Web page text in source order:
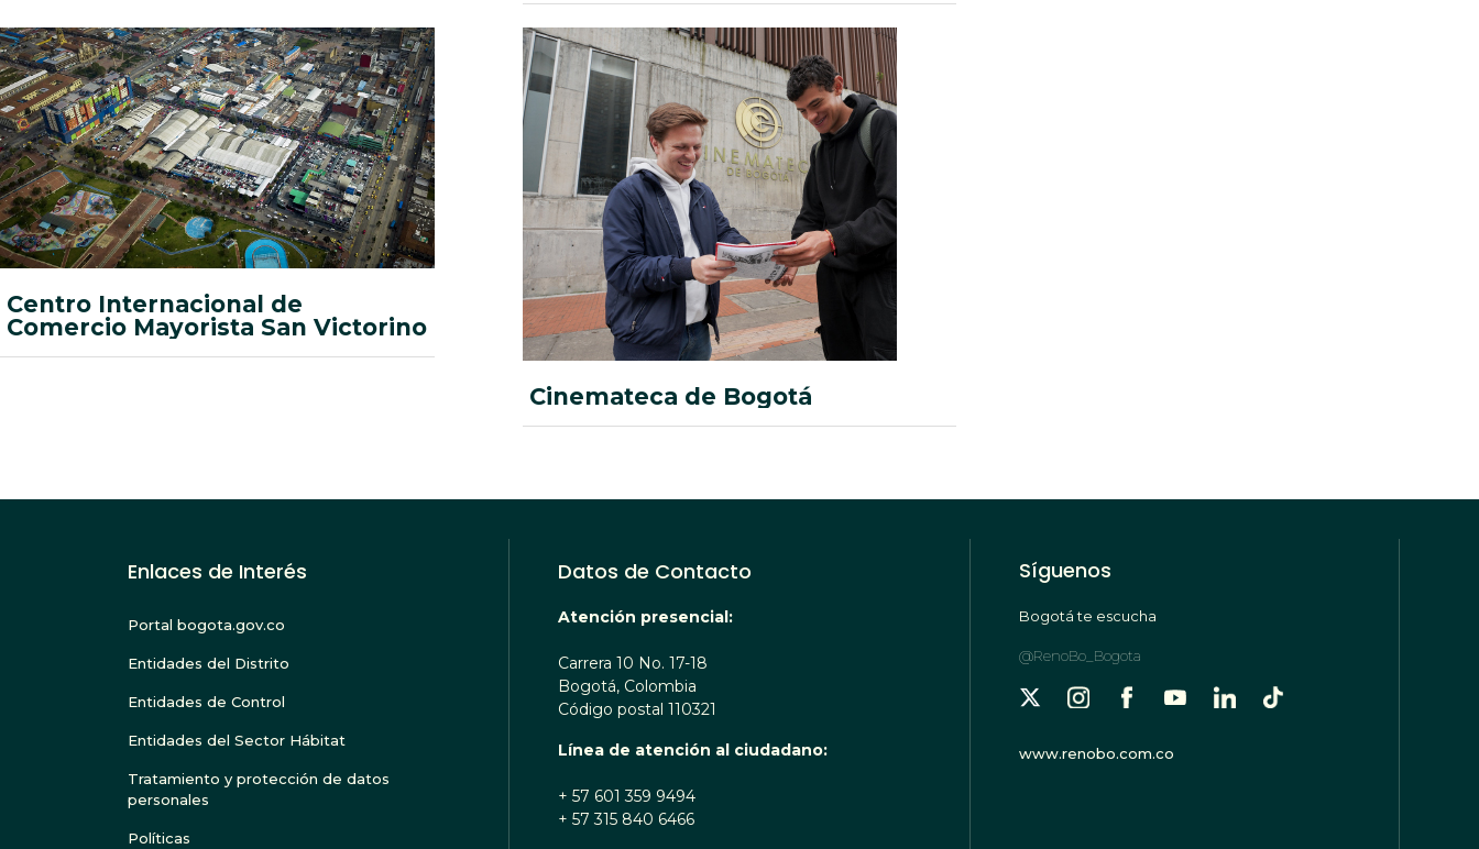
Centro Internacional de
Comercio Mayorista San Victorino
Cinemateca de Bogotá
Enlaces de Interés
Portal bogota.gov.co
Entidades del Distrito
Entidades de Control
Entidades del Sector Hábitat
Tratamiento y protección de datos
personales
Políticas
Datos de Contacto
Atención presencial:
Carrera 10 No. 17-18
Bogotá, Colombia
Código postal 110321
Línea de atención al ciudadano:
+ 57 601 359 9494
+ 57 315 840 6466
Síguenos
Bogotá te escucha
@RenoBo_Bogota
www.renobo.com.co